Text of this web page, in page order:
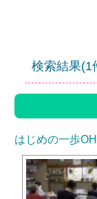
検索結果(1
はじめの一歩